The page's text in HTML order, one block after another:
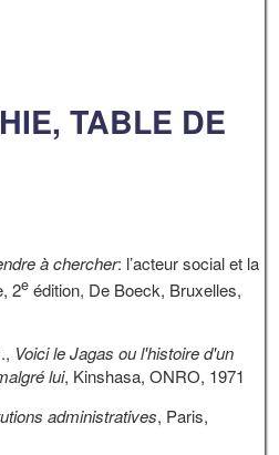
TABLE DE
à chercher: l’acteur social et la
2e édition, De Boeck, Bruxelles,
Voici le Jagas ou l'histoire d'un
lui, Kinshasa, ONRO, 1971
administratives, Paris,